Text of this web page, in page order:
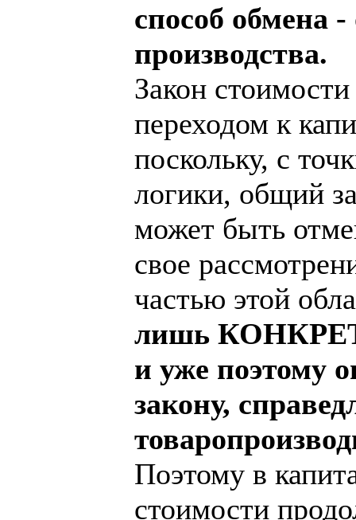
способ обмена
производства.
Закон
переходом к
поскольку, с
логики, общий
может быть
свое
частью этой
лишь
и уже поэтому
закону,
Поэтому в
стоимости